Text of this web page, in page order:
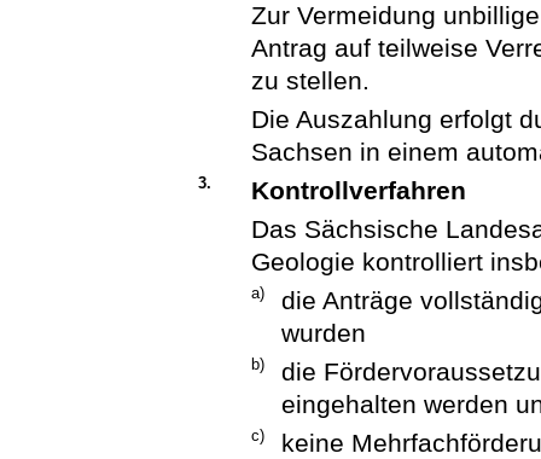
Zur Vermeidung
Antrag auf teilweise
zu stellen.
Die Auszahlung erfolgt
Sachsen in einem
3.
Kontrollverfahren
Das Sächsische
Geologie kontrolliert
a)
die Anträge
wurden
b)
die
eingehalten werden
c)
keine